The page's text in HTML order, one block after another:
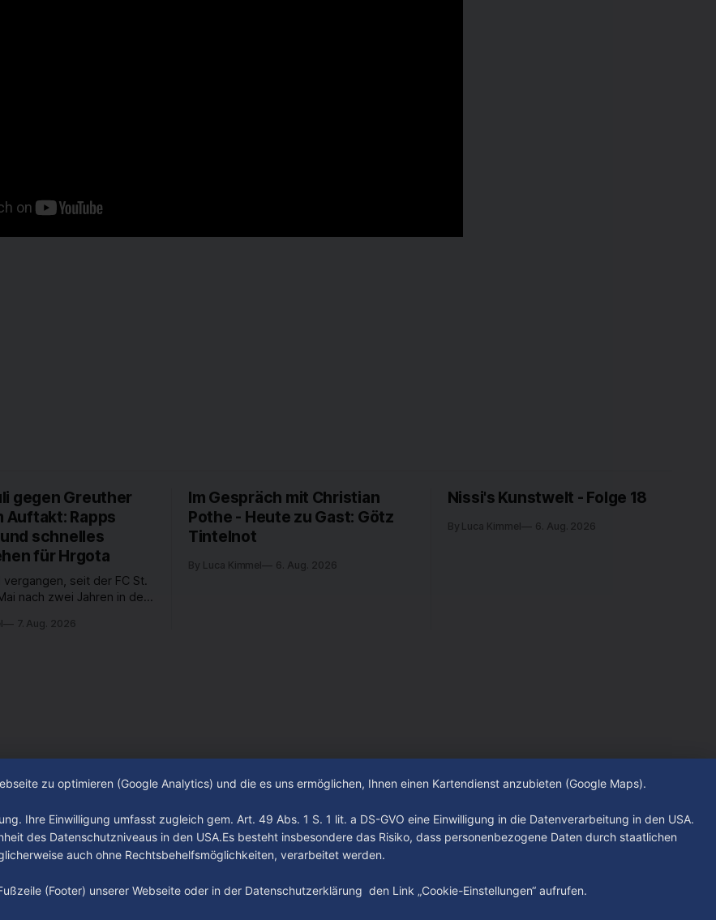
gegen Greuther
Auftakt: Rapps
schnelles
für Hrgota
seit der FC St.
nach zwei Jahren in der
In dieser Zeit erlebte
7. Aug. 2026
Im Gespräch mit Christian
Pothe - Heute zu Gast: Götz
Tintelnot
By Luca Kimmel 6. Aug. 2026
Nissi's Kunstwelt - Folge 18
By Luca Kimmel 6. Aug. 2026
ImpressumDatenschutzAGB
zu optimieren (Google Analytics) und die es uns ermöglichen, Ihnen einen Kartendienst anzubieten (Google Maps).
Ihre Einwilligung umfasst zugleich gem. Art. 49 Abs. 1 S. 1 lit. a DS-GVO eine Einwilligung in die Datenverarbeitung in den USA.
des Datenschutzniveaus in den USA.Es besteht insbesondere das Risiko, dass personenbezogene Daten durch staatlichen
auch ohne Rechtsbehelfsmöglichkeiten, verarbeitet werden.
(Footer) unserer Webseite oder in der Datenschutzerklärung den Link „Cookie-Einstellungen“ aufrufen.